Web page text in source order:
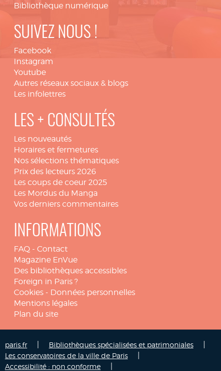
Bibliothèque numérique
SUIVEZ NOUS !
Facebook
Instagram
Youtube
Autres réseaux sociaux & blogs
Les infolettres
LES + CONSULTÉS
Les nouveautés
Horaires et fermetures
Nos sélections thématiques
Prix des lecteurs 2026
Les coups de coeur 2025
Les Mordus du Manga
Vos derniers commentaires
INFORMATIONS
FAQ - Contact
Magazine EnVue
Des bibliothèques accessibles
Foreign in Paris ?
Cookies - Données personnelles
Mentions légales
Plan du site
paris.fr Bibliothèques spécialisées et patrimoniales
Les conservatoires de la ville de Paris
Accessibilité : non conforme